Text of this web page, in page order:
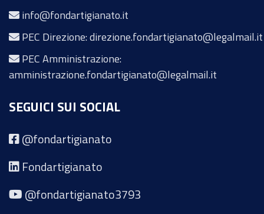
info@fondartigianato.it
PEC Direzione: direzione.fondartigianato@legalmail.it
PEC Amministrazione:
amministrazione.fondartigianato@legalmail.it
SEGUICI SUI SOCIAL
@fondartigianato
Fondartigianato
@fondartigianato3793